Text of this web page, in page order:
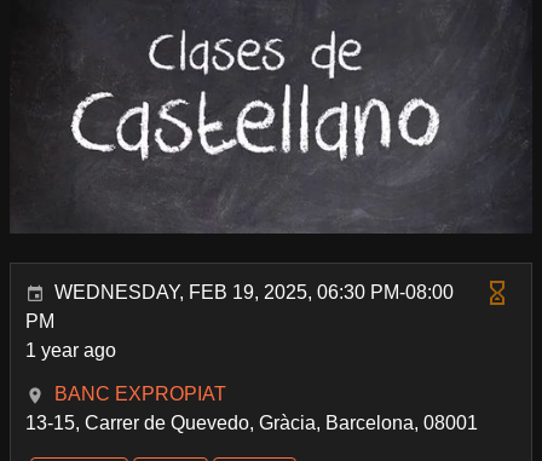
WEDNESDAY, FEB 19, 2025, 06:30 PM-08:00
PM
1 year ago
BANC EXPROPIAT
13-15, Carrer de Quevedo, Gràcia, Barcelona, 08001